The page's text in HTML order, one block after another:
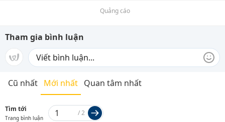
Quảng cáo
Tham gia bình luận
Cũ nhất Mới nhất Quan tâm nhất
Tìm tới
Trang bình luận
/2